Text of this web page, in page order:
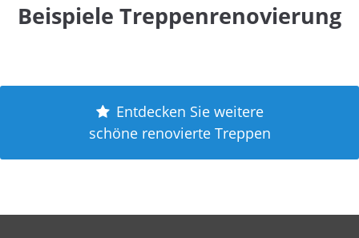
Beispiele Treppenrenovierung
Entdecken Sie weitere
schöne renovierte Treppen